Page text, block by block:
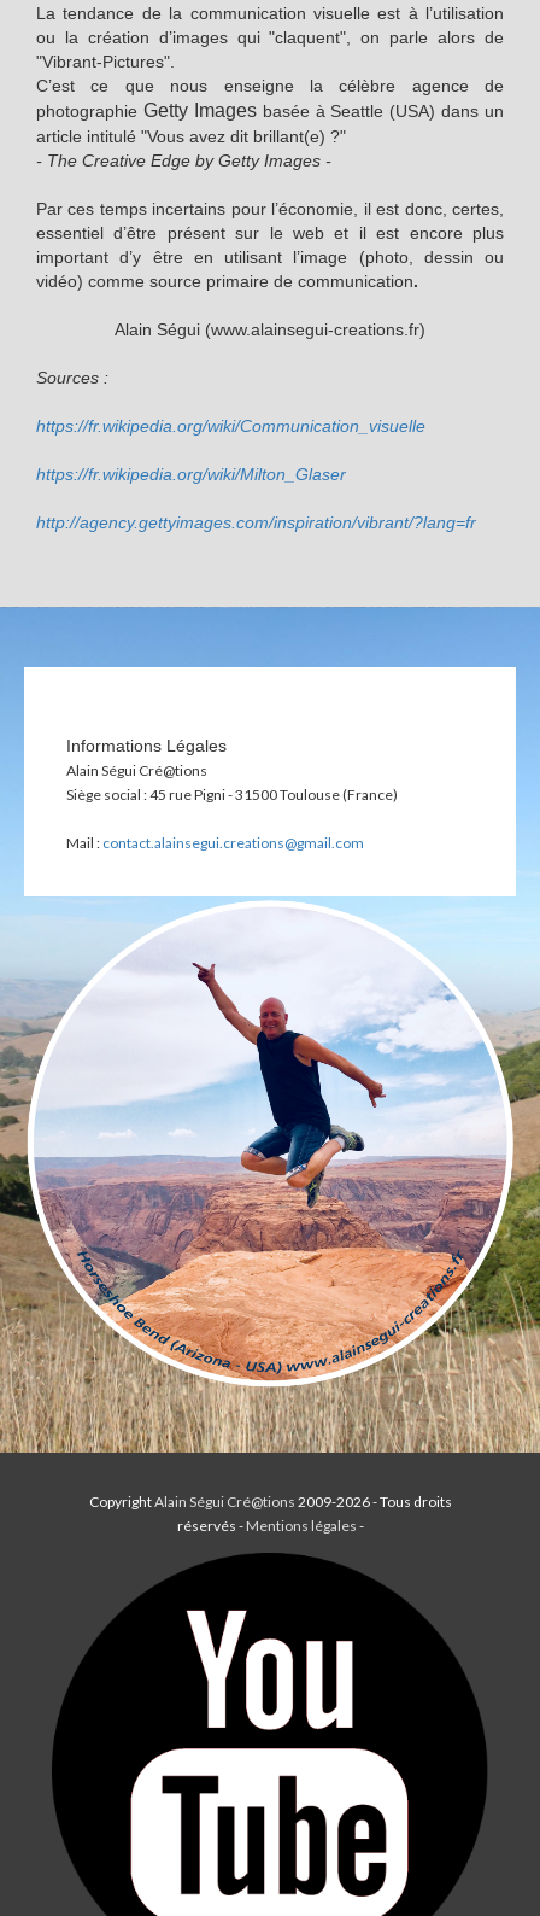
La tendance de la communication visuelle est à l’utilisation
ou la création d’images qui "claquent", on parle alors de
"Vibrant-Pictures".
C’est ce que nous enseigne la célèbre agence de
photographie Getty Imagesbasée à Seattle (USA) dans un
article intitulé "Vous avez dit brillant(e) ?"
- The Creative Edge by Getty Images -
Par ces temps incertains pour l’économie, il est donc, certes,
essentiel d’être présent sur le web et il est encore plus
important d’y être en utilisant l’image (photo, dessin ou
vidéo) comme source primaire de communication.
Alain Ségui (www.alainsegui-creations.fr)
Sources :
https://fr.wikipedia.org/wiki/Communication_visuelle
https://fr.wikipedia.org/wiki/Milton_Glaser
http://agency.gettyimages.com/inspiration/vibrant/?lang=fr
Informations Légales
Alain Ségui Cré@tions
Siège social : 45 rue Pigni - 31500 Toulouse (France)
Mail : contact.alainsegui.creations@gmail.com
CopyrightAlain Ségui Cré@tions 2009-2026 - Tous droits
réservés - Mentions légales -